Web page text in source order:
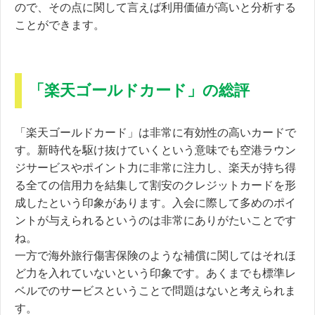
ので、その点に関して言えば利用価値が高いと分析する
ことができます。
「楽天ゴールドカード」の総評
「楽天ゴールドカード」は非常に有効性の高いカードで
す。新時代を駆け抜けていくという意味でも空港ラウン
ジサービスやポイント力に非常に注力し、楽天が持ち得
る全ての信用力を結集して割安のクレジットカードを形
成したという印象があります。入会に際して多めのポイ
ントが与えられるというのは非常にありがたいことです
ね。
一方で海外旅行傷害保険のような補償に関してはそれほ
ど力を入れていないという印象です。あくまでも標準レ
ベルでのサービスということで問題はないと考えられま
す。